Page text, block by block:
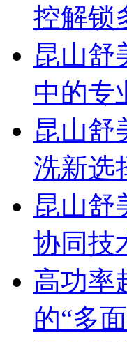
控解锁
昆山舒
中的专
昆山舒
洗新选
昆山舒
协同技
高功率
的“多